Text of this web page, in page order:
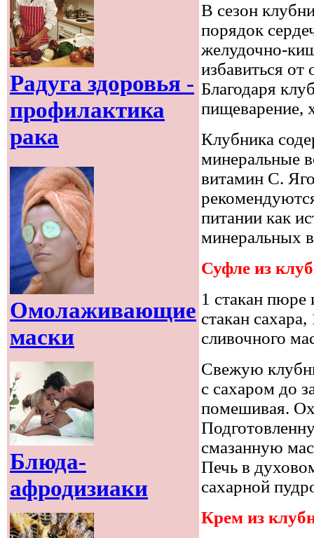
Радуга здоровья -
профилактика
рака
Омолаживающие
маски
Блюда-
афродизиаки
В сезон
порядок
желудочно-
избавиться от
Благодаря
пищеварение,
Клубника
минеральные
витамин С.
питании как
минеральных
Суфле из
1 стакан пюре
стакан
сливочного
Свежую
с сахаром до
помешивая.
смазанную
Печь в
сахарной
Крем из